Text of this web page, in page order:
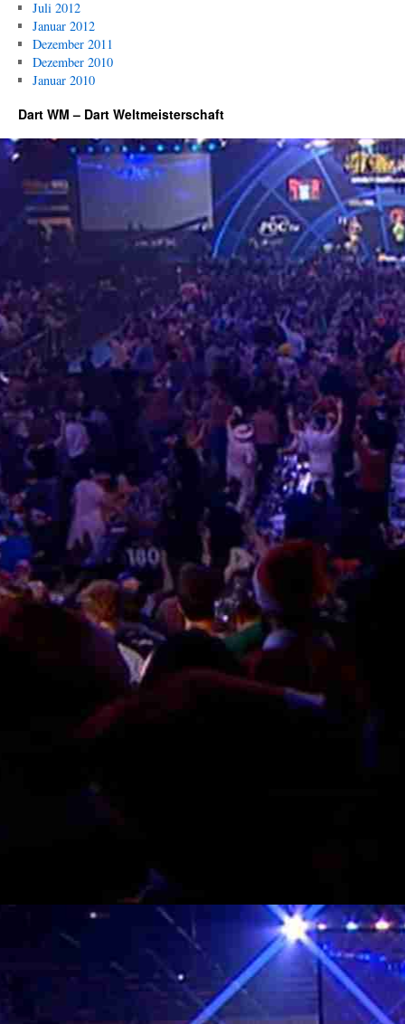
Juli 2012
Januar 2012
Dezember 2011
Dezember 2010
Januar 2010
Dart WM – Dart Weltmeisterschaft